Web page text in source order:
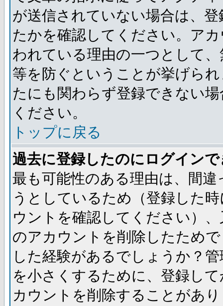
が送信されていない場合は、
たかを確認してください。ア
われている理由の一つとして
等を防ぐということが挙げら
たにも関わらず登録できない
ください。
トップに戻る
過去に登録したのにログイン
最も可能性のある理由は、間
うとしているため（登録した
ウントを確認してください）
のアカウントを削除したため
した経験があるでしょうか？
を小さくするために、登録し
カウントを削除することがあ